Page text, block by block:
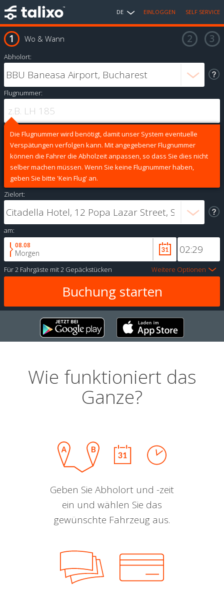
DE EINLOGGEN SELF SERVICE
Wo & Wann
Abholort:
Flugnummer:
Die Flugnummer wird benötigt, damit unser System eventuelle
Verspätungen verfolgen kann. Mit angegebener Flugnummer
können die Fahrer die Abholzeit anpassen, so dass Sie dies nicht
selber machen müssen. Wenn Sie keine Flugnummer haben,
geben Sie bitte 'Kein Flug' an.
Zielort:
am:
08.08
Morgen
Für2 Fahrgäste mit2 Gepäckstücken Weitere Optionen
Wie funktioniert das
Ganze?
Geben Sie Abholort und -zeit
ein und wählen Sie das
gewünschte Fahrzeug aus.